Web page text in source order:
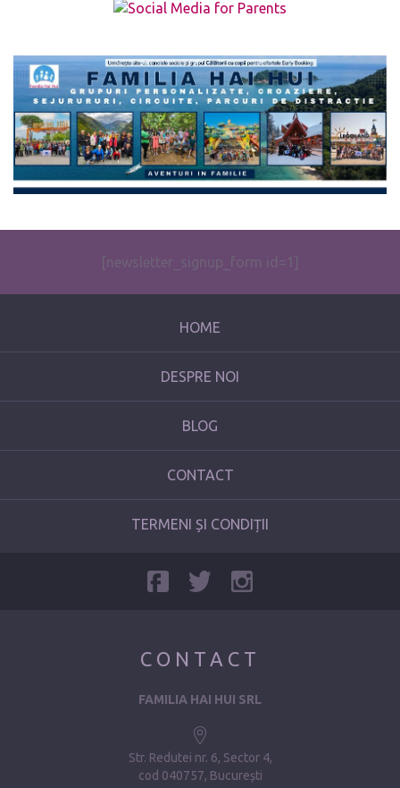
The form you have selected does not exist.
[newsletter_signup_form id=1]
HOME
DESPRE NOI
BLOG
CONTACT
TERMENI ȘI CONDIȚII
CONTACT
FAMILIA HAI HUI SRL
Str. Redutei nr. 6, Sector 4
cod 040757, București